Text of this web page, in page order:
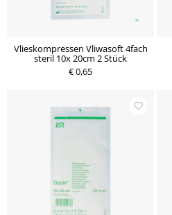
Vlieskompressen Vliwasoft 4fach
steril 10x 20cm 2 Stück
€ 0,65